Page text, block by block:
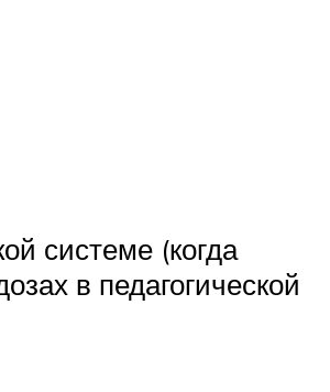
системе (когда
в педагогической